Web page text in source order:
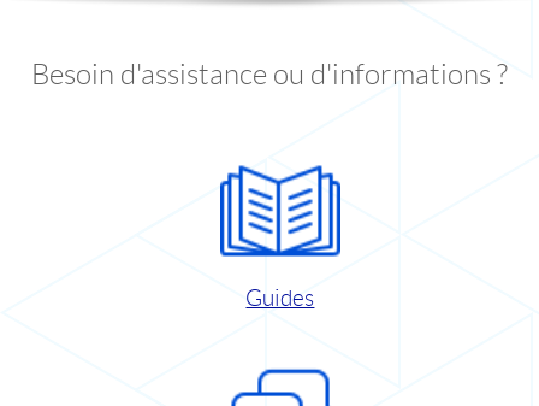
Besoin d'assistance ou d'informations ?
Guides